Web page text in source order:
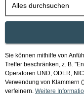
x
Alles durchsuchen
Sie können mithilfe von
Treffer beschränken, z. B.
Operatoren UND, ODER,
Verwendung von Klammern
verfeinern. Weitere